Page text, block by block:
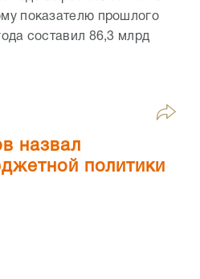
показателю прошлого
составил 86,3 млрд
назвал
политики